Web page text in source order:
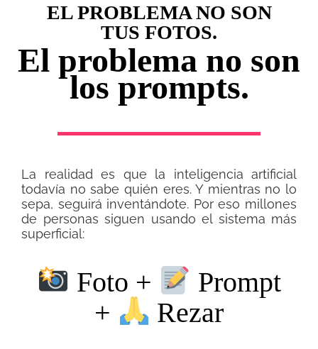
EL PROBLEMA NO SON
TUS FOTOS.
El problema no son
los prompts.
La realidad es que la inteligencia artificial
todavía no sabe quién eres. Y mientras no lo
sepa, seguirá inventándote. Por eso millones
de personas siguen usando el sistema más
superficial:
Foto +
Prompt
+
Rezar